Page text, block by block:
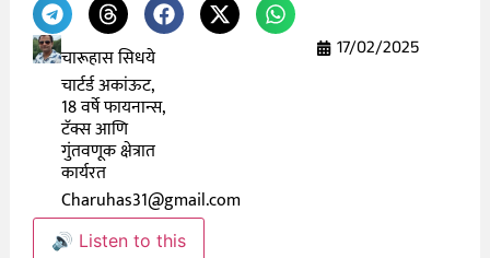
चारूहास सिधये
चार्टर्ड अकांऊट,
18 वर्षे फायनान्स,
टॅक्स आणि
गुंतवणूक क्षेत्रात
कार्यरत
Charuhas31@gmail.com
17/02/2025
🔊 Listen to this